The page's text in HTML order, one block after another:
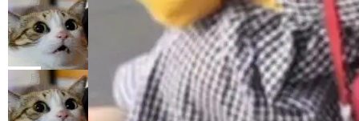
现实 过去两年，CIO们的焦虑清单上多了两项：
一是如何让大模型和智能体应用安全地从PoC走
向生产，二是如何让测试团队跟得上AI应用...
设置，如果用布尔值 + 可空字段来表示——bool
ean 表示是否可切换，nullable 的默认模式、浅
色方案、深色方案——会产生大量无意义的组
合。方案缺了、配置冲突了、全 null 了。要知道
哪些组合有效，作者说，你得靠"文档、校验、或
者部落知识"。 换个写法。Rust 的 enum，两个
个"AI 知识库 + 聊天机器人"——每个大厂都在
做，没什么新鲜的。 但 Kenton Varda 在 Twitte
r 上把事情说清楚了： 今天我们发布了 Cloudfla
re OS，一个带连接器的聊天机器人，跟其他所
有科技公司做的一样。只不过，实际上它不一
样。这是 Sandstorm.io 的重制版，我十年前的
Deno 团队开源 Celld，可自托管的分
布式 Durable Objects
Ryan Dahl 领导的 Deno 团队推出了最新开源项
目 Celld，一个能在自己机器上运行 Cloudflare
Workers 和 Durable Objects 的守护进程。 设
计思路很直接：每个对象是一个独立的 SQLite
局
鲁大师7月新机性能/流畅/AI榜：vivo夺